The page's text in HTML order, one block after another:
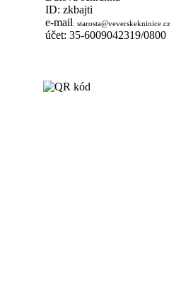
ID: zkbajti
e-mail: starosta@veverskekninice.cz
účet: 35-6009042319/0800